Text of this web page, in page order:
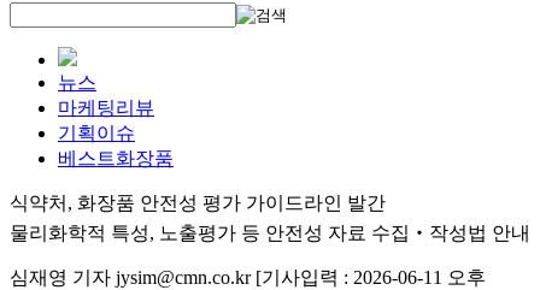
뉴스
마케팅리뷰
기획이슈
베스트화장품
식약처, 화장품 안전성 평가 가이드라인 발간
물리화학적 특성, 노출평가 등 안전성 자료 수집‧작성법 안내
심재영 기자 jysim@cmn.co.kr [기사입력 : 2026-06-11 오후